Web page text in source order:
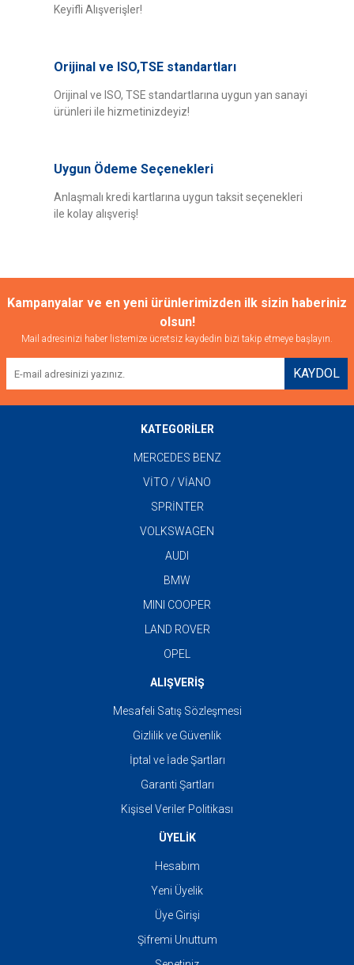
Ürün bilgilerinde hatalar bulunuyor.
Ürün fiyatı diğer sitelerden daha pahalı.
Bu ürüne benzer farklı alternatifler olmalı.
Keyifli Alışverişler!
Orijinal ve ISO,TSE standartları
Orijinal ve ISO, TSE standartlarına uygun yan sanayi
ürünleri ile hizmetinizdeyiz!
Uygun Ödeme Seçenekleri
Anlaşmalı kredi kartlarına uygun taksit seçenekleri
ile kolay alışveriş!
Kampanyalar ve en yeni ürünlerimizden ilk sizin haberiniz
olsun!
Mail adresinizi haber listemize ücretsiz kaydedin bizi takip etmeye başlayın.
KAYDOL
KATEGORİLER
MERCEDES BENZ
VİTO / VİANO
SPRİNTER
VOLKSWAGEN
AUDI
BMW
MINI COOPER
LAND ROVER
OPEL
ALIŞVERİŞ
Mesafeli Satış Sözleşmesi
Gizlilik ve Güvenlik
İptal ve İade Şartları
Garanti Şartları
Kişisel Veriler Politikası
ÜYELİK
Hesabım
Yeni Üyelik
Üye Girişi
Şifremi Unuttum